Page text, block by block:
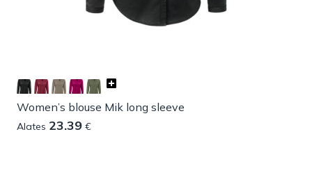
Women’s blouse Mik long sleeve
Alates 23.39 €